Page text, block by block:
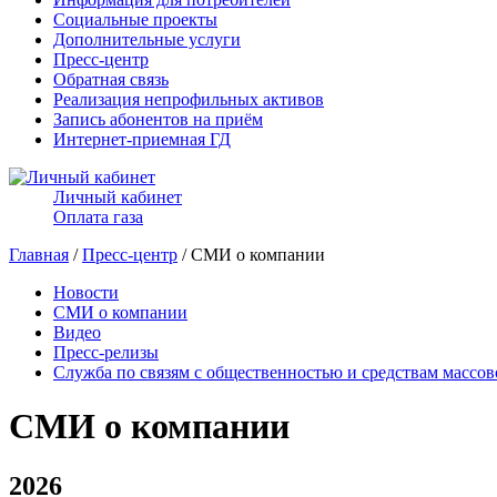
Социальные проекты
Дополнительные услуги
Пресс-центр
Обратная связь
Реализация непрофильных активов
Запись абонентов на приём
Интернет-приемная ГД
Личный кабинет
Оплата газа
Главная /Пресс-центр / СМИ о компании
Новости
СМИ о компании
Видео
Пресс-релизы
Служба по связям с общественностью и средствам
СМИ о компании
2026